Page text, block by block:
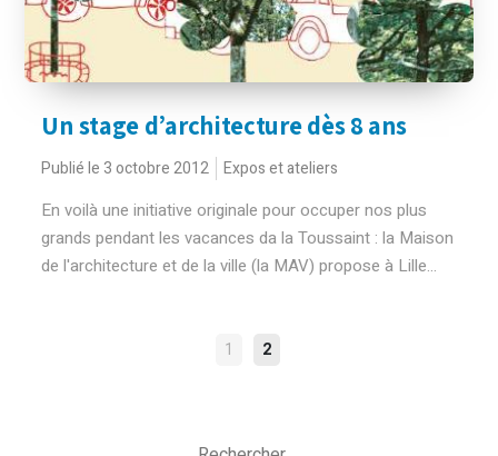
Un stage d’architecture dès 8 ans
Publié le 3 octobre 2012 Expos et ateliers
En voilà une initiative originale pour occuper nos plus
grands pendant les vacances da la Toussaint : la Maison
de l'architecture et de la ville (la MAV) propose à Lille...
1 2